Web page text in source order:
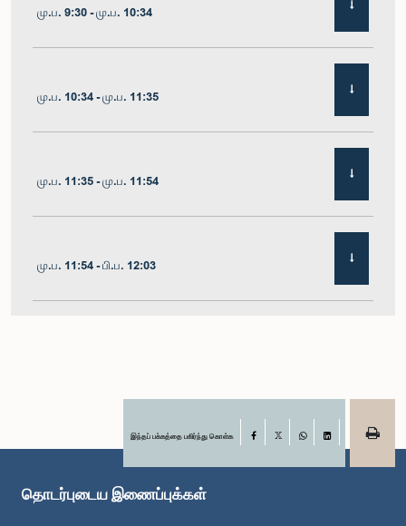
மு.ப. 9:30 - மு.ப. 10:34
மு.ப. 10:34 - மு.ப. 11:35
மு.ப. 11:35 - மு.ப. 11:54
மு.ப. 11:54 - பி.ப. 12:03
பி.ப. 12:10 - பி.ப. 12:16இந்தப் பக்கத்தை பகிர்ந்து கொள்க Facebook
LinkedIn
தொடர்புடைய இணைப்புக்கள்